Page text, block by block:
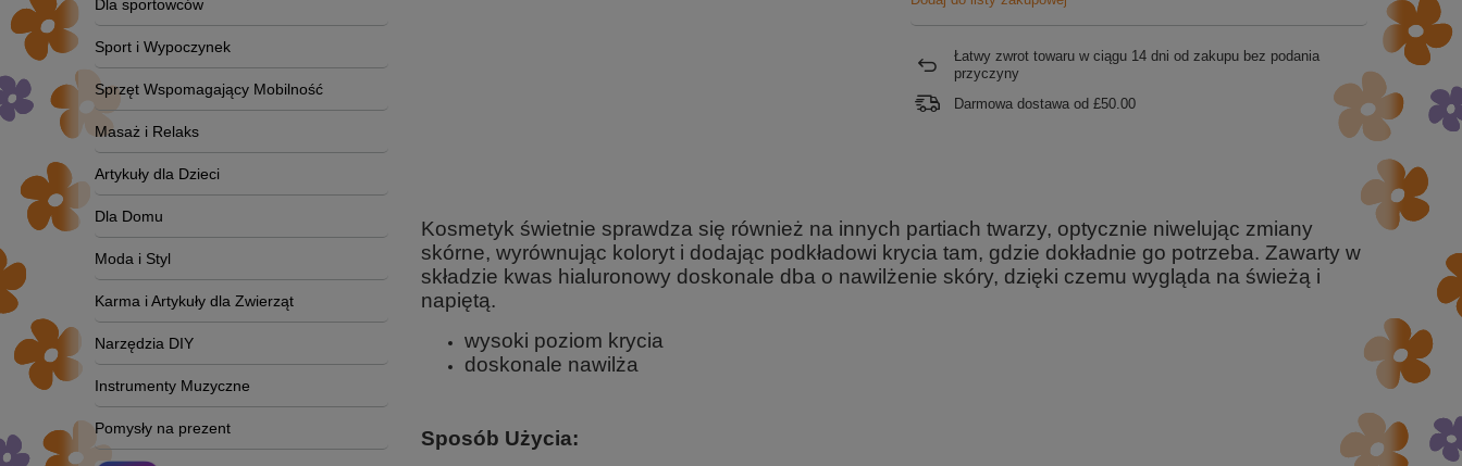
Dla sportowców
Sport i Wypoczynek
Sprzęt Wspomagający Mobilność
Masaż i Relaks
Artykuły dla Dzieci
Dla Domu
Moda i Styl
Karma i Artykuły dla Zwierząt
Narzędzia DIY
Instrumenty Muzyczne
Pomysły na prezent
Łatwy zwrot towaru w ciągu 14 dni od zakupu bez podania
przyczyny
Darmowa dostawa od £50.00
Kosmetyk świetnie sprawdza się również na innych partiach twarzy, optycznie niwelując zmiany
skórne, wyrównując koloryt i dodając podkładowi krycia tam, gdzie dokładnie go potrzeba. Zawarty w
składzie kwas hialuronowy doskonale dba o nawilżenie skóry, dzięki czemu wygląda na świeżą i
napiętą.
wysoki poziom krycia
doskonale nawilża
Sposób Użycia: